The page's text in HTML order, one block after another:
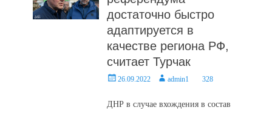
достаточно быстро
адаптируется в
качестве региона РФ,
считает Турчак
Posted26.09.2022 Authoradmin1 328
ДНР в случае вхождения в состав